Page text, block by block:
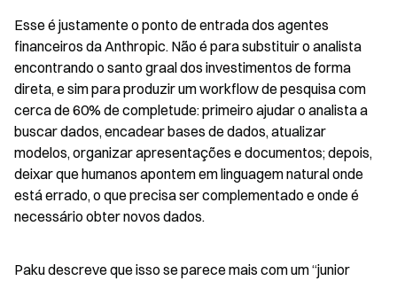
Esse é justamente o ponto de entrada dos agentes
financeiros da Anthropic. Não é para substituir o analista
encontrando o santo graal dos investimentos de forma
direta, e sim para produzir um workflow de pesquisa com
cerca de 60% de completude: primeiro ajudar o analista a
buscar dados, encadear bases de dados, atualizar
modelos, organizar apresentações e documentos; depois,
deixar que humanos apontem em linguagem natural onde
está errado, o que precisa ser complementado e onde é
necessário obter novos dados.
Paku descreve que isso se parece mais com um “junior